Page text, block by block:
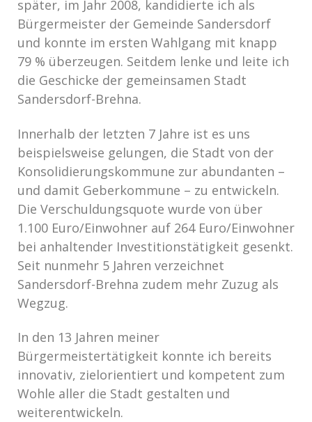
später, im Jahr 2008, kandidierte ich als
Bürgermeister der Gemeinde Sandersdorf
und konnte im ersten Wahlgang mit knapp
79 % überzeugen. Seitdem lenke und leite ich
die Geschicke der gemeinsamen Stadt
Sandersdorf-Brehna.
Innerhalb der letzten 7 Jahre ist es uns
beispielsweise gelungen, die Stadt von der
Konsolidierungskommune zur abundanten –
und damit Geberkommune – zu entwickeln.
Die Verschuldungsquote wurde von über
1.100 Euro/Einwohner auf 264 Euro/Einwohner
bei anhaltender Investitionstätigkeit gesenkt.
Seit nunmehr 5 Jahren verzeichnet
Sandersdorf-Brehna zudem mehr Zuzug als
Wegzug.
In den 13 Jahren meiner
Bürgermeistertätigkeit konnte ich bereits
innovativ, zielorientiert und kompetent zum
Wohle aller die Stadt gestalten und
weiterentwickeln.